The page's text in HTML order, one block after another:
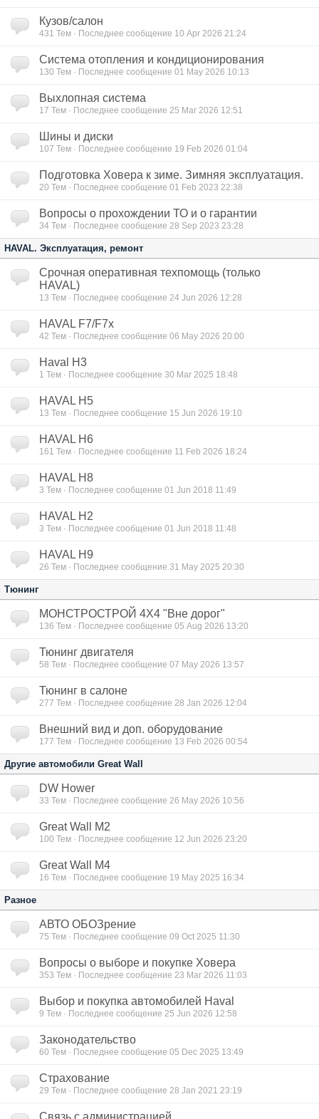
Кузов/салон
431 Тем · Последнее сообщение 10 Apr 2026 21:24
Система отопления и кондиционирования
130 Тем · Последнее сообщение 01 May 2026 10:13
Выхлопная система
17 Тем · Последнее сообщение 25 Mar 2026 12:51
Шины и диски
107 Тем · Последнее сообщение 19 Feb 2026 01:04
Подготовка Ховера к зиме. Зимняя эксплуатация.
20 Тем · Последнее сообщение 01 Feb 2023 22:38
Вопросы о прохождении ТО и о гарантии
34 Тем · Последнее сообщение 28 Sep 2023 23:28
HAVAL. Эксплуатация, ремонт
Срочная оперативная техпомощь (только
HAVAL)
13 Тем · Последнее сообщение 24 Jun 2026 12:28
HAVAL F7/F7x
42 Тем · Последнее сообщение 06 May 2026 20:00
Haval H3
1 Тем · Последнее сообщение 30 Mar 2025 18:48
HAVAL H5
13 Тем · Последнее сообщение 15 Jun 2026 19:10
HAVAL H6
161 Тем · Последнее сообщение 11 Feb 2026 18:24
HAVAL H8
3 Тем · Последнее сообщение 01 Jun 2018 11:49
HAVAL H2
3 Тем · Последнее сообщение 01 Jun 2018 11:48
HAVAL H9
26 Тем · Последнее сообщение 31 May 2025 20:30
Тюнинг
МОНСТРОСТРОЙ 4Х4 "Вне дорог"
136 Тем · Последнее сообщение 05 Aug 2026 13:20
Тюнинг двигателя
58 Тем · Последнее сообщение 07 May 2026 13:57
Тюнинг в салоне
277 Тем · Последнее сообщение 28 Jan 2026 12:04
Внешний вид и доп. оборудование
177 Тем · Последнее сообщение 13 Feb 2026 00:54
Другие автомобили Great Wall
DW Hower
33 Тем · Последнее сообщение 26 May 2026 10:56
Great Wall M2
100 Тем · Последнее сообщение 12 Jun 2026 23:20
Great Wall M4
16 Тем · Последнее сообщение 19 May 2025 16:34
Разное
АВТО ОБОЗрение
75 Тем · Последнее сообщение 09 Oct 2025 11:30
Вопросы о выборе и покупке Ховера
353 Тем · Последнее сообщение 23 Mar 2026 11:03
Выбор и покупка автомобилей Haval
9 Тем · Последнее сообщение 25 Jun 2026 12:58
Законодательство
60 Тем · Последнее сообщение 05 Dec 2025 13:49
Страхование
29 Тем · Последнее сообщение 28 Jan 2021 23:19
Связь с администрацией